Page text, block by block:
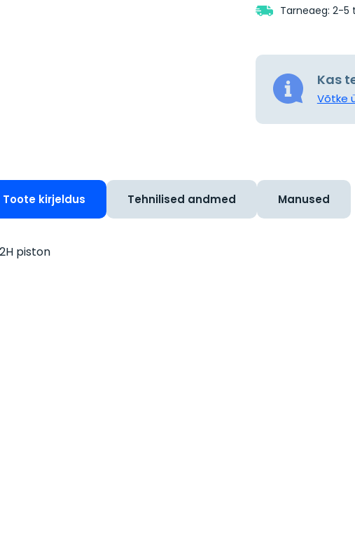
Tarneaeg: 2-5
Kas
Võtke
Toote kirjeldus Tehnilised andmed Manused
piston